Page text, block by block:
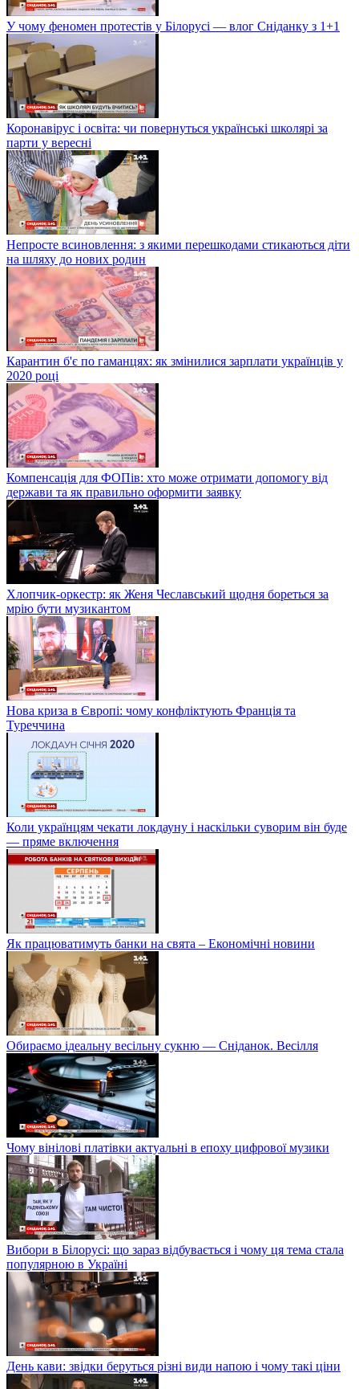
У чому феномен протестів у Білорусі — влог Сніданку з 1+1
Коронавірус і освіта: чи повернуться українські школярі за
парти у вересні
Непросте всиновлення: з якими перешкодами стикаються діти
на шляху до нових родин
Карантин б'є по гаманцях: як змінилися зарплати українців у
2020 році
Компенсація для ФОПів: хто може отримати допомогу від
держави та як правильно оформити заявку
Хлопчик-оркестр: як Женя Чеславський щодня бореться за
мрію бути музикантом
Нова криза в Європі: чому конфліктують Франція та
Туреччина
Коли українцям чекати локдауну і наскільки суворим він буде
— пряме включення
Як працюватимуть банки на свята – Економічні новини
Обираємо ідеальну весільну сукню — Сніданок. Весілля
Чому вінілові платівки актуальні в епоху цифрової музики
Вибори в Білорусі: що зараз відбувається і чому ця тема стала
популярною в Україні
День кави: звідки беруться різні види напою і чому такі ціни